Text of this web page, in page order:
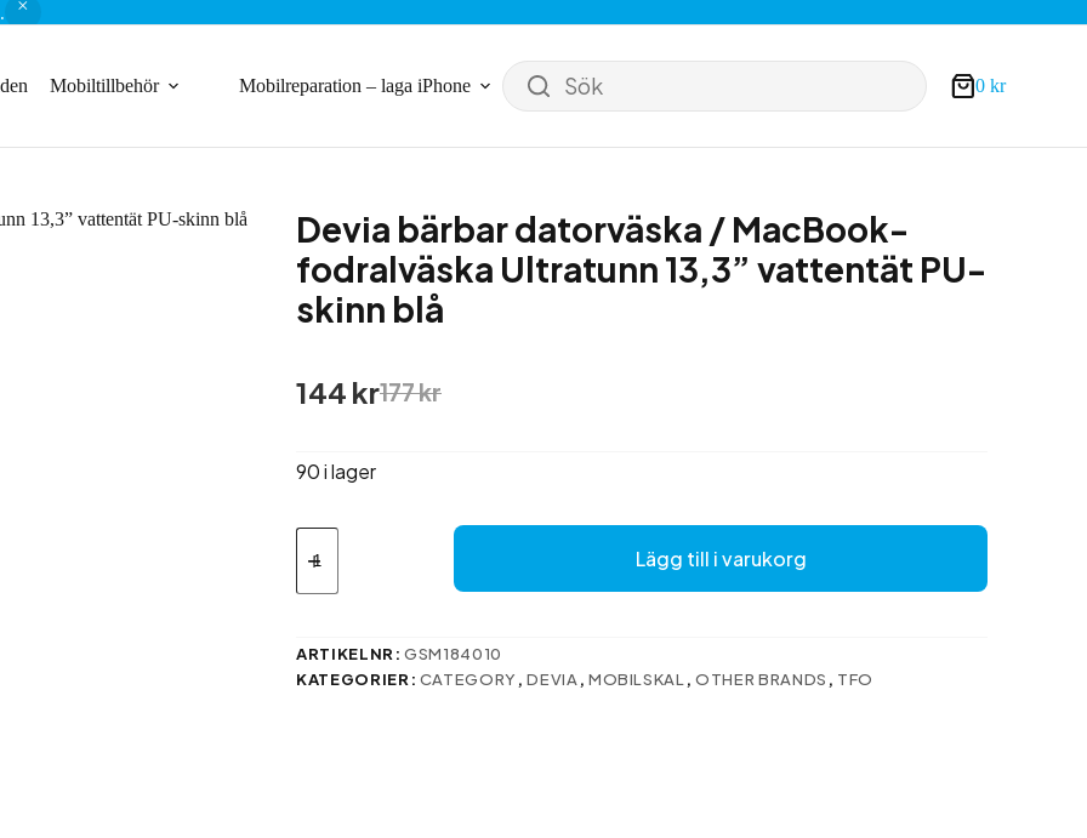
Mobiltillbehör Mobilreparation – laga iPhone Sök Varukorg
0 kr
Devia bärbar datorväska / MacBook-
fodralväska Ultratunn 13,3” vattentät PU-
skinn blå
177kr
Det
ursprungliga
var:
144 krDet
nuvarande
är:
90 i lager
Devia
bärbar
fodralväska
Ultratunn
Lägg till i varukorg
ARTIKELNR:GSM184010
KATEGORIER: CATEGORY ,DEVIA , MOBILSKAL ,OTHER BRANDS , TFO